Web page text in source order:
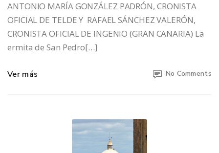
ANTONIO MARÍA GONZÁLEZ PADRÓN, CRONISTA
OFICIAL DE TELDE Y RAFAEL SÁNCHEZ VALERÓN,
CRONISTA OFICIAL DE INGENIO (GRAN CANARIA) La
ermita de San Pedro[…]
Ver más No Comments